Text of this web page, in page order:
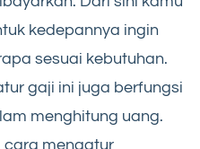
kedepannya ingin
sesuai kebutuhan.
gaji ini juga berfungsi
menghitung uang.
cara mengatur